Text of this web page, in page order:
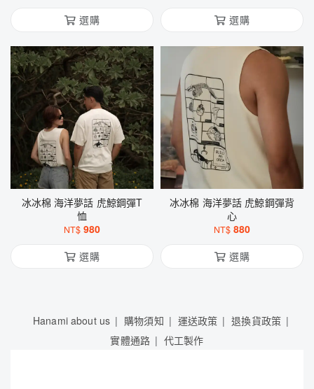
選購
選購
冰冰棉 海洋夢話 虎鯨鋼彈T
恤
NT$ 980
選購
冰冰棉 海洋夢話 虎鯨鋼彈背
心
NT$ 880
選購
Hanami about us 購物須知 運送政策
退換貨政策
實體通路
代工製作